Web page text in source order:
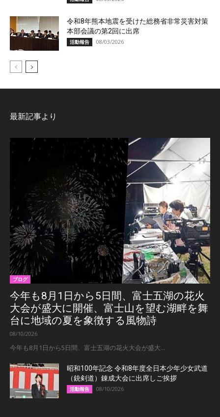
令和8年熊本地震を受けた総務省非常災害対策
本部会議の第2回に出席
活動報告 08/03/2026
最新記事より
ブログ
今年も8月1日から5日間、富士五湖の花火
大会が盛大に開催、富士山を望む湖畔を舞
台に地域の夏を象徴する風物詩
08/10/2026
今年も8月1日から5日間、富士五湖の花火大会が盛大...
昭和100年記念 令和8年度全日本少年少女武道
（銃剣道）錬成大会に出席しご挨拶
活動報告 08/10/2026